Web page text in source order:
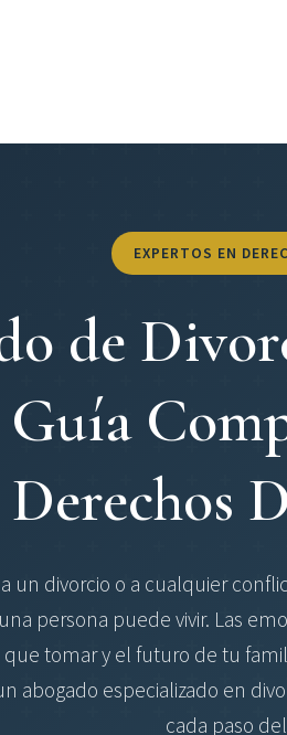
EXPERTOS EN
de
un divorcio o a cualquier
persona puede vivir. Las
tomar y el futuro de tu
abogado especializado en
cada paso